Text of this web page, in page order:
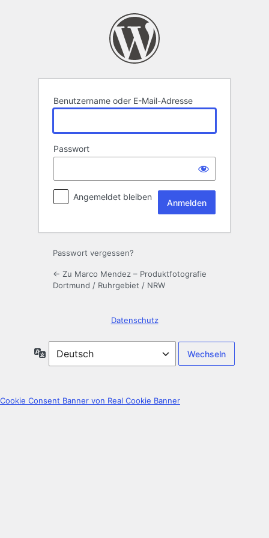
Benutzername oder E-Mail-Adresse
Passwort
Angemeldet bleiben
Passwort vergessen?
← Zu Marco Mendez – Produktfotografie
Dortmund / Ruhrgebiet / NRW
Datenschutz
Sprache
Cookie Consent Banner von Real Cookie Banner